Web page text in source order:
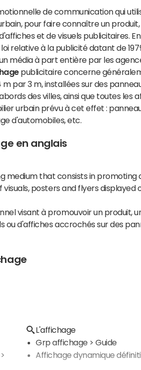
de communication qui
pour faire connaître un produit,
et de visuels publicitaires.
relative à la publicité datant de
média à part entière par les
publicitaire concerne
par 3 m, installées sur des
des villes, ainsi que toutes les
urbain prévu à cet effet :
d'automobiles, etc.
en anglais
medium that consists in promoting
posters and flyers displayed
visant à promouvoir un produit,
ou d'affiches accrochés sur des
L'affichage
Grp affichage > Guide
>
Affichage dynamique